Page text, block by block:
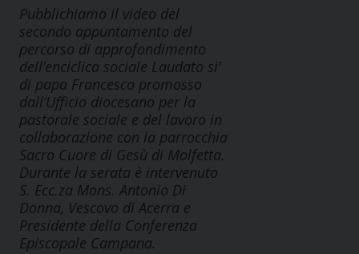
Pubblichiamo il video del
secondo appuntamento del
percorso di approfondimento
dell’enciclica sociale Laudato si’
di papa Francesco promosso
dall’Ufficio diocesano per la
pastorale sociale e del lavoro in
collaborazione con la parrocchia
Sacro Cuore di Gesù di Molfetta.
Durante la serata è intervenuto
S. Ecc.za Mons. Antonio Di
Donna, Vescovo di Acerra e
Presidente della Conferenza
Episcopale Campana.